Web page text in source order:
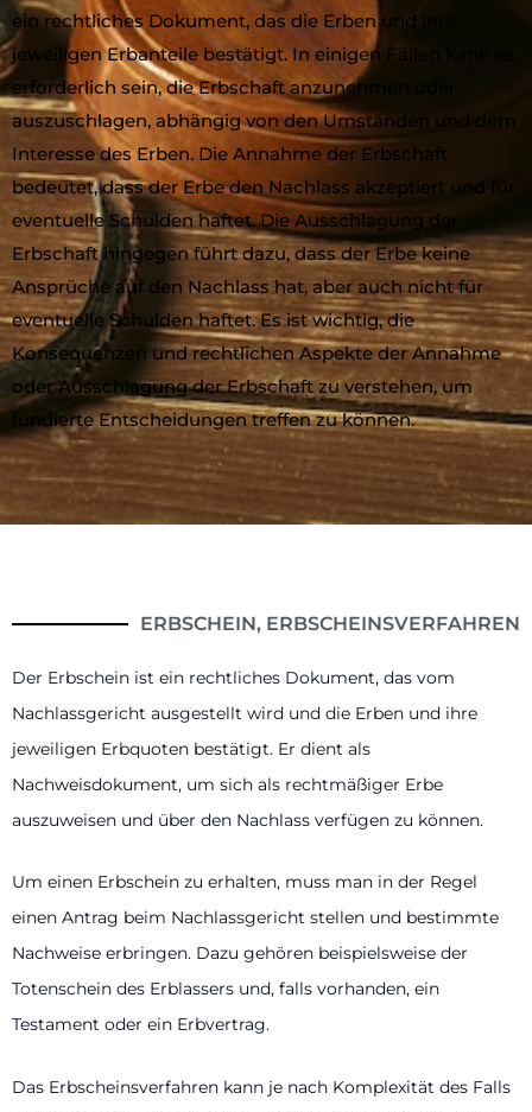
ein rechtliches Dokument, das die Erben und ihre
jeweiligen Erbanteile bestätigt. In einigen Fällen kann es
erforderlich sein, die Erbschaft anzunehmen oder
auszuschlagen, abhängig von den Umständen und dem
Interesse des Erben. Die Annahme der Erbschaft
bedeutet, dass der Erbe den Nachlass akzeptiert und für
eventuelle Schulden haftet. Die Ausschlagung der
Erbschaft hingegen führt dazu, dass der Erbe keine
Ansprüche auf den Nachlass hat, aber auch nicht für
eventuelle Schulden haftet. Es ist wichtig, die
Konsequenzen und rechtlichen Aspekte der Annahme
oder Ausschlagung der Erbschaft zu verstehen, um
fundierte Entscheidungen treffen zu können.
ERBSCHEIN, ERBSCHEINSVERFAHREN
Der Erbschein ist ein rechtliches Dokument, das vom
Nachlassgericht ausgestellt wird und die Erben und ihre
jeweiligen Erbquoten bestätigt. Er dient als
Nachweisdokument, um sich als rechtmäßiger Erbe
auszuweisen und über den Nachlass verfügen zu können.
Um einen Erbschein zu erhalten, muss man in der Regel
einen Antrag beim Nachlassgericht stellen und bestimmte
Nachweise erbringen. Dazu gehören beispielsweise der
Totenschein des Erblassers und, falls vorhanden, ein
Testament oder ein Erbvertrag.
Das Erbscheinsverfahren kann je nach Komplexität des Falls